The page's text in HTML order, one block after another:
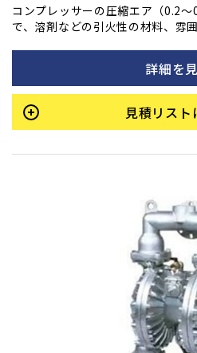
コンプレッサーの圧縮エア（0.2
で、溶剤などの引火性の材料、雰
詳細を
見積リスト